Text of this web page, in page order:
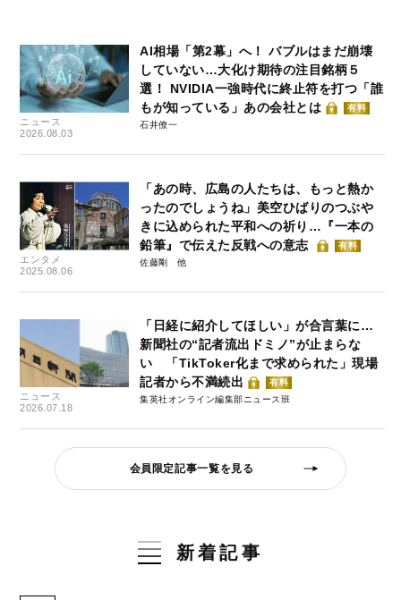
ニュース
2026.08.03
AI相場「第2幕」へ！ バブルはまだ崩壊
していない…大化け期待の注目銘柄５
選！ NVIDIA一強時代に終止符を打つ「誰
もが知っている」あの会社とは
有料
石井僚一
エンタメ
2025.08.06
「あの時、広島の人たちは、もっと熱か
ったのでしょうね」美空ひばりのつぶや
きに込められた平和への祈り…『一本の
鉛筆』で伝えた反戦への意志
有料
佐藤剛
ニュース
2026.07.18
「日経に紹介してほしい」が合言葉に…
新聞社の“記者流出ドミノ”が止まらな
い 「TikToker化まで求められた」現場
記者から不満続出
有料
集英社オンライン編集部ニュース班
会員限定記事一覧を見る
新着記事